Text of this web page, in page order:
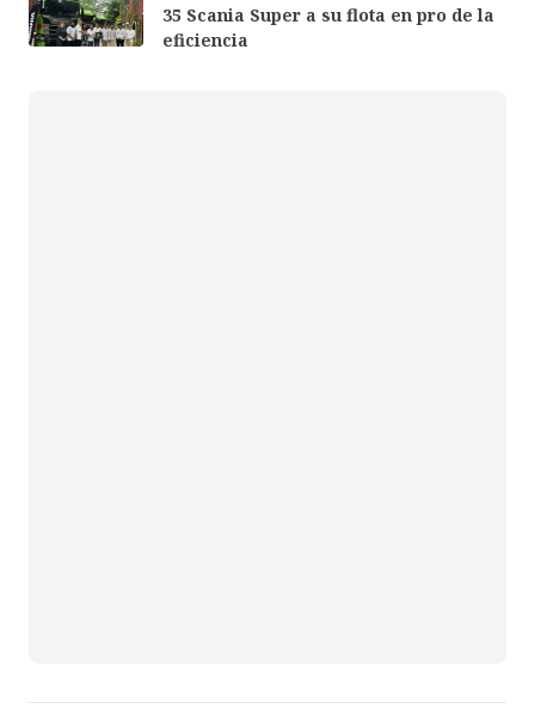
35 Scania Super a su flota en pro de la
eficiencia